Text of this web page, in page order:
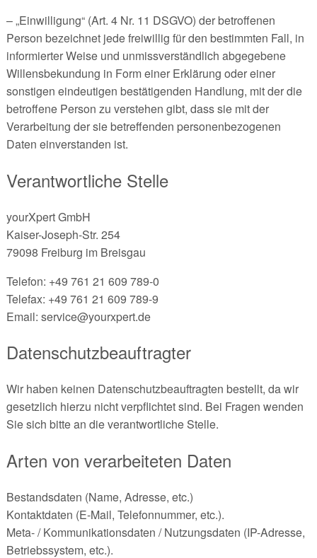
– „Einwilligung“ (Art. 4 Nr. 11 DSGVO) der betroffenen
Person bezeichnet jede freiwillig für den bestimmten Fall, in
informierter Weise und unmissverständlich abgegebene
Willensbekundung in Form einer Erklärung oder einer
sonstigen eindeutigen bestätigenden Handlung, mit der die
betroffene Person zu verstehen gibt, dass sie mit der
Verarbeitung der sie betreffenden personenbezogenen
Daten einverstanden ist.
Verantwortliche Stelle
yourXpert GmbH
Kaiser-Joseph-Str. 254
79098 Freiburg im Breisgau
Telefon: +49 761 21 609 789-0
Telefax: +49 761 21 609 789-9
Email: service@yourxpert.de
Datenschutzbeauftragter
Wir haben keinen Datenschutzbeauftragten bestellt, da wir
gesetzlich hierzu nicht verpflichtet sind. Bei Fragen wenden
Sie sich bitte an die verantwortliche Stelle.
Arten von verarbeiteten Daten
Bestandsdaten (Name, Adresse, etc.)
Kontaktdaten (E-Mail, Telefonnummer, etc.).
Meta- / Kommunikationsdaten / Nutzungsdaten (IP-Adresse,
Betriebssystem, etc.).